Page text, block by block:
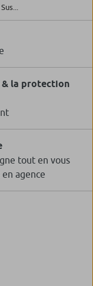
& la protection
tout en vous
agence